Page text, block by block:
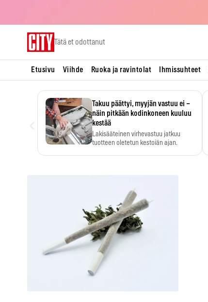
Tätä et odottanut
Etusivu Viihde Ruoka ja ravintolat Ihmissuhteet
Takuu päättyi, myyjän vastuu ei –
näin pitkään kodinkoneen kuuluu
kestää
Lakisääteinen virhevastuu jatkuu
tuotteen oletetun kestoiän ajan.